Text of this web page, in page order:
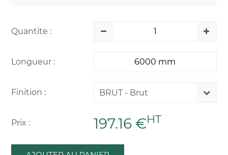
Quantite :
Longueur :
Finition : BRUT - Brut
Prix : 197.16 €HT